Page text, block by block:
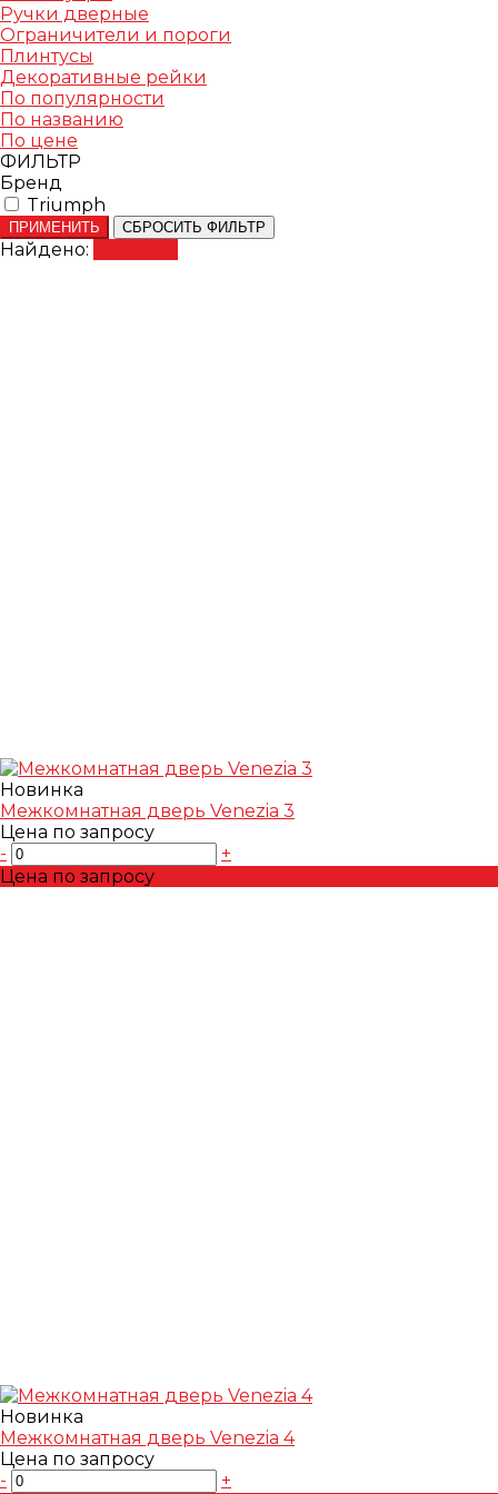
Ручки дверные
Ограничители и пороги
Плинтусы
Декоративные рейки
По популярности
По названию
По цене
ФИЛЬТР
Бренд
Triumph
ПРИМЕНИТЬ СБРОСИТЬ ФИЛЬТР
Найдено:
Новинка
Межкомнатная дверь Venezia 3
Цена по запросу
-
+
Цена по запросу
Новинка
Межкомнатная дверь Venezia 4
Цена по запросу
-
+